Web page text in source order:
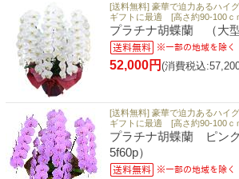
[送料無料] 豪華で迫力あるハイ
ギフトに最適 [高さ約90-100ｃ
プラチナ胡蝶蘭 （大型
52,000円 (消費税込
[送料無料] 豪華で迫力あるハイ
ギフトに最適 [高さ約90-100ｃ
プラチナ胡蝶蘭 ピン
5f60p）